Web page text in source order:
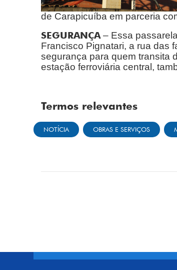
de Carapicuíba em parceria
SEGURANÇA– Essa
Francisco Pignatari, a rua das
segurança para quem transita
estação ferroviária central,
Termos relevantes
NOTÍCIA OBRAS E SERVIÇOS